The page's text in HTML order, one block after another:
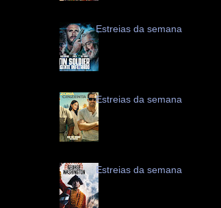
Estreias da semana
Estreias da semana
Estreias da semana